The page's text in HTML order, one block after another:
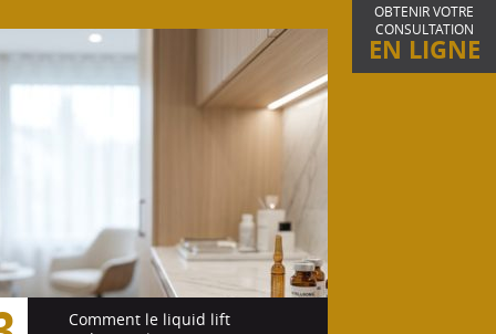
OBTENIR VOTRE
CONSULTATION
EN LIGNE
Comment le liquid lift